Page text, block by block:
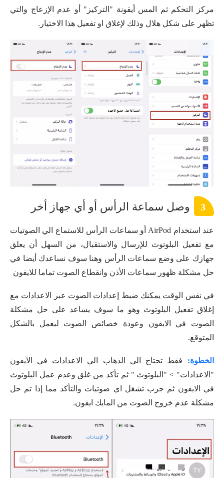
مركز التحكم ثم المس أيقونة "التركيز" أو عدم الإزعاج والتي
تظهر على شكل هلال وذلك لإغلاق او تفعيل هذا الاختيار.
3 وصل سماعة الرأس أو أي جهاز أخر
عند استخدام AirPod أو سماعات الرأس للاستماع الي الصوتيات
مع تفعيل البلوتوث للإرسال والاستقبال، من السهل أن يعلق
جهازك على وضع سماعات الرأس وهنا سوف نساعدك أيضا في
حل مشكلة ظهور سماعات الأذن وانقطاع الصوت تماما للايفون
في نفس الوقت يمكنك ضبط إعدادات الصوت عبر الاعدادات مع
إغلاق تفعيل البلوتوث وهو ما سوف يساعد على حل مشكلة
الصوت في الايفون وعودة خصائص الصوت ليعمل بالشكل
المتوقع.
الخطوة:
فقط تحتاج الي الذهاب الي الاعدادات في الآيفون
"الاعدادات" > "البلوتوث " ثم تأكد من غلق وعدم عمل البلوتوث
في الايفون ثم جرب تشغل اي صوتيات والتأكد مما إذا تم حل
مشكلة عدم خروج الصوت من المايك ايفون.